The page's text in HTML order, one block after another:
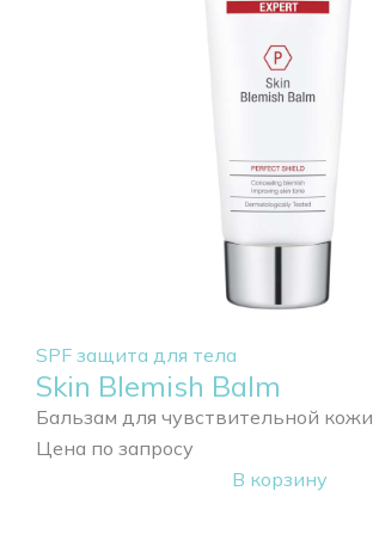
SPF защита для тела
Skin Blemish Balm
Бальзам для чувствительной кожи
Цена по запросу
В корзину